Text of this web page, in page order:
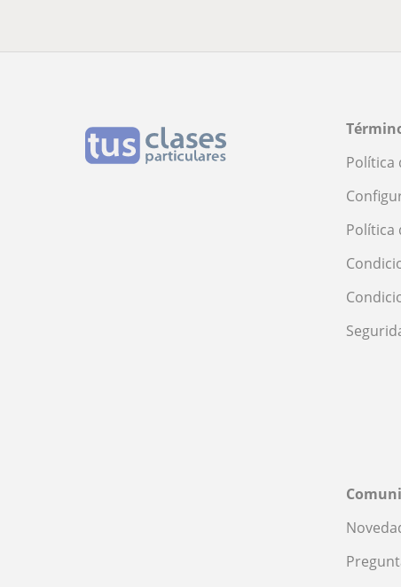
Política
Política